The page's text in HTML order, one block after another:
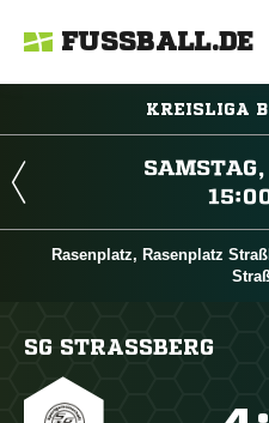
FUSSBALL.DE
KREISLIGA

Rasenplatz, Rasenplatz
SG STRASSBERG